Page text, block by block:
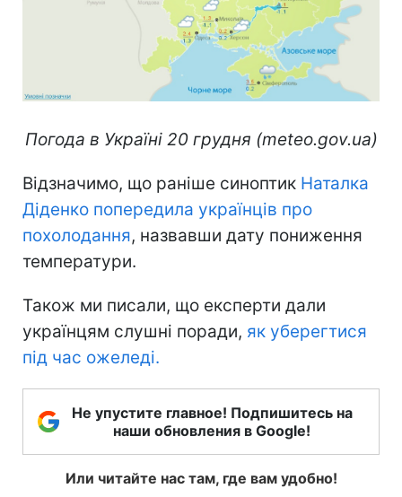
Погода в Україні 20 грудня (meteo.gov.ua)
Відзначимо, що раніше синоптик Наталка
Діденко попередила українців про
похолодання, назвавши дату пониження
температури.
Також ми писали, що експерти дали
українцям слушні поради, як уберегтися
під час ожеледі.
Не упустите главное! Подпишитесь на
наши обновления в Google!
Или читайте нас там, где вам удобно!